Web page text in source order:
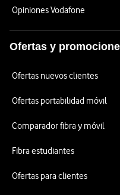
Opiniones Vodafone
Ofertas y
Ofertas nuevos clientes
Ofertas portabilidad móvil
Comparador fibra y móvil
Fibra estudiantes
Ofertas para clientes